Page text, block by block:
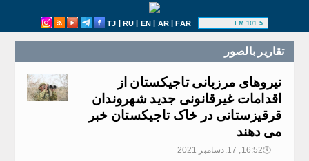
TJ | RU | EN | AR|FAR 101.5 FM
تقارير بالصور
نیروهای مرزبانی تاجیکستان از
اقدامات غیرقانونی جدید شهروندان
قرقیزستانی در خاک تاجیکستان خبر
می دهند
🕔16:52, 17.دسامبر 2021